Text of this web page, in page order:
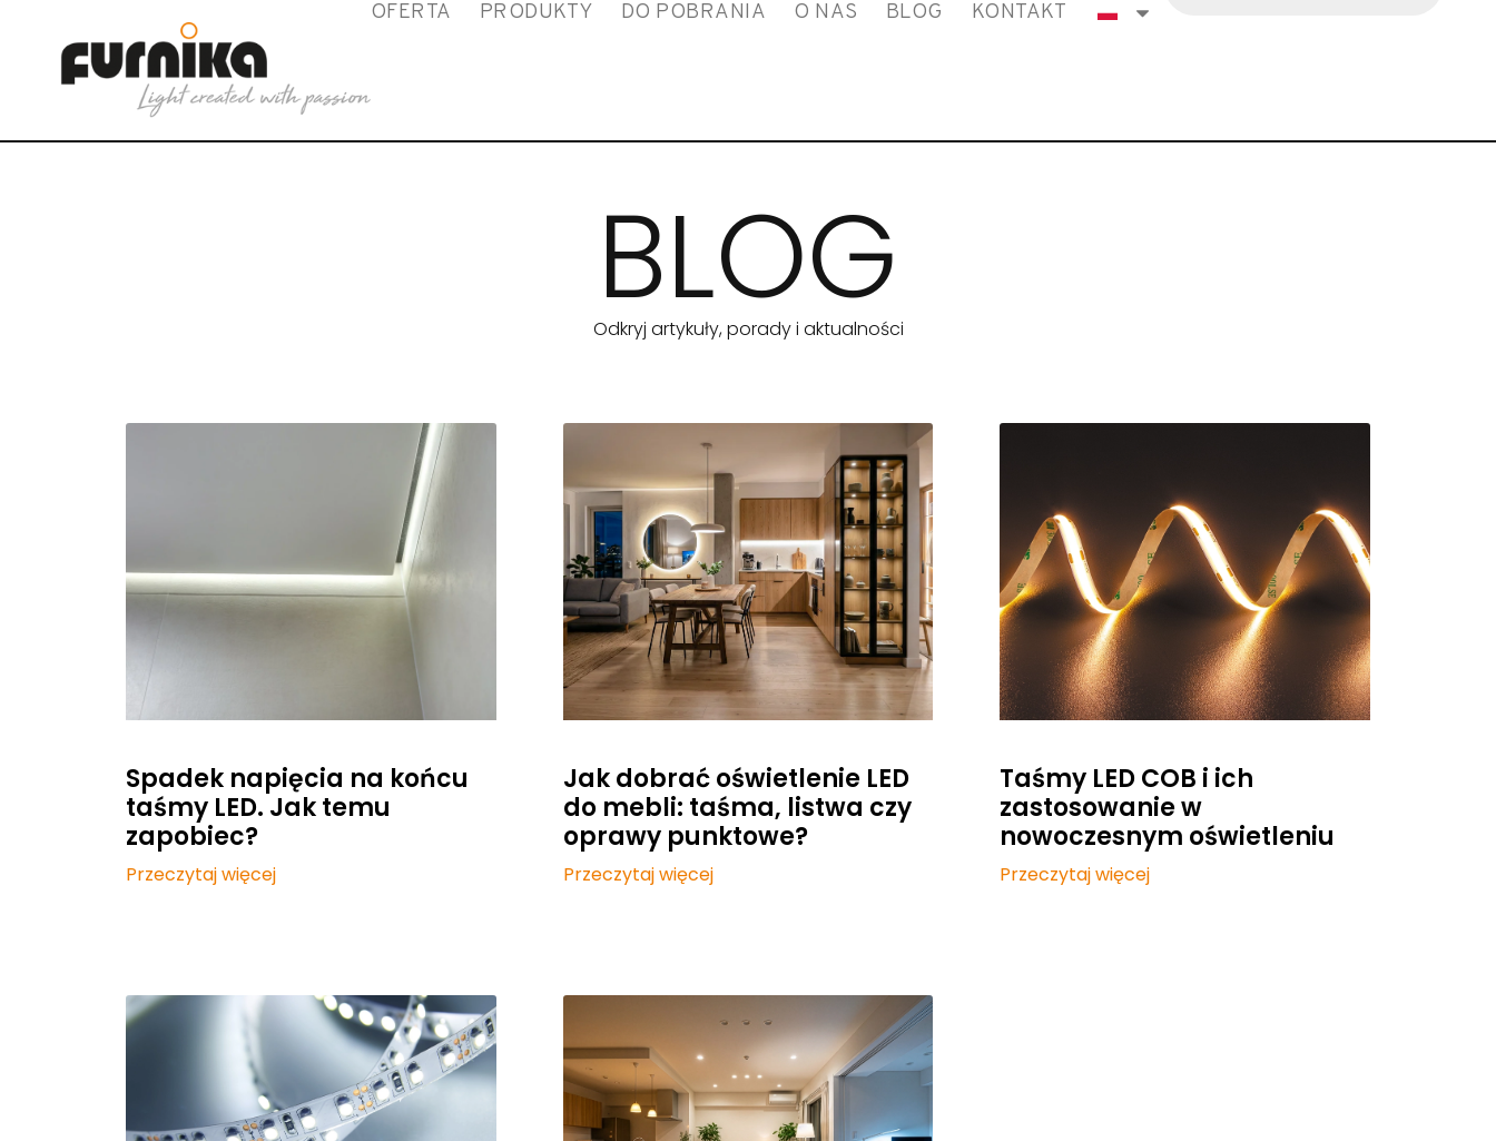
OFERTA PRODUKTY DO POBRANIA O NAS BLOG KONTAKT
BLOG
Odkryj artykuły, porady i aktualności
Spadek napięcia na końcu
taśmy LED. Jak temu
zapobiec?
Przeczytaj więcej
Jak dobrać oświetlenie LED
do mebli: taśma, listwa czy
oprawy punktowe?
Przeczytaj więcej
Taśmy LED COB i ich
zastosowanie w
nowoczesnym oświetleniu
Przeczytaj więcej